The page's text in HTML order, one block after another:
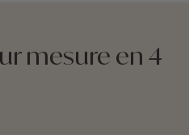
mesure en 4